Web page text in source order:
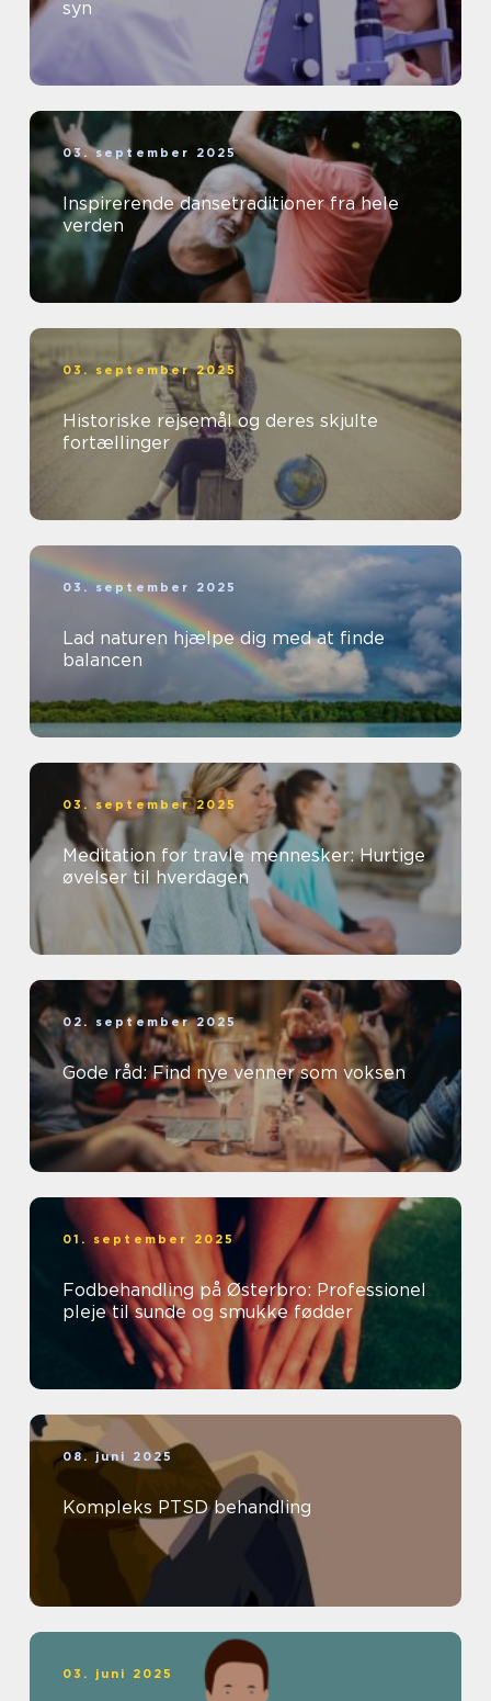
syn
03. september 2025
Inspirerende dansetraditioner fra hele
verden
03. september 2025
Historiske rejsemål og deres skjulte
fortællinger
03. september 2025
Lad naturen hjælpe dig med at finde
balancen
03. september 2025
Meditation for travle mennesker: Hurtige
øvelser til hverdagen
02. september 2025
Gode råd: Find nye venner som voksen
01. september 2025
Fodbehandling på Østerbro: Professionel
pleje til sunde og smukke fødder
08. juni 2025
Kompleks PTSD behandling
03. juni 2025